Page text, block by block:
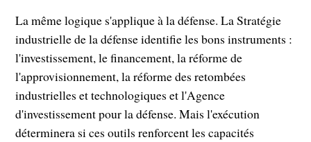
La même logique s'applique à la défense. La Stratégie
industrielle de la défense identifie les bons instruments :
l'investissement, le financement, la réforme de
l'approvisionnement, la réforme des retombées
industrielles et technologiques et l'Agence
d'investissement pour la défense. Mais l'exécution
déterminera si ces outils renforcent les capacités